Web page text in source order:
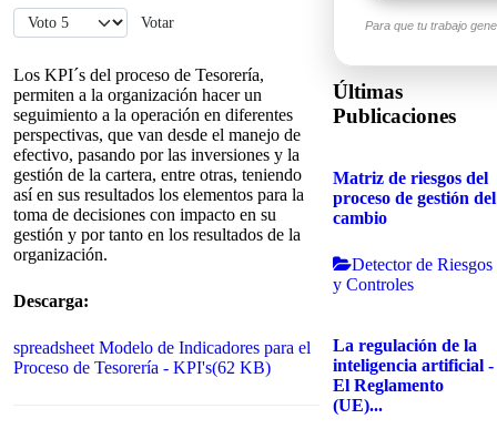
Ratio:5/5
Por favor, vote
Los KPI´s del proceso de Tesorería,
permiten a la organización hacer un
seguimiento a la operación en diferentes
perspectivas, que van desde el manejo de
efectivo, pasando por las inversiones y la
gestión de la cartera, entre otras, teniendo
así en sus resultados los elementos para la
toma de decisiones con impacto en su
gestión y por tanto en los resultados de la
organización.
Descarga:
spreadsheet Modelo de Indicadores para el
Proceso de Tesorería - KPI's(62 KB)
Para que tu trabajo
Últimas
Publicaciones
Matriz de riesgos del
proceso de gestión del
cambio
Detector de Riesgos
y Controles
La regulación de la
inteligencia artificial -
El Reglamento
(UE)...